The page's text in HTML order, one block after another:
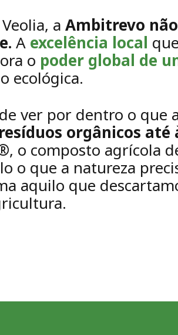
a Ambitrevo
A excelência local
o poder global de
ecológica.
ver por dentro o que
orgânicos até
, o composto agrícola
o que a natureza
aquilo que